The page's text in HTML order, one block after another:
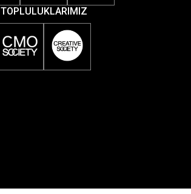
TOPLULUKLARIMIZ